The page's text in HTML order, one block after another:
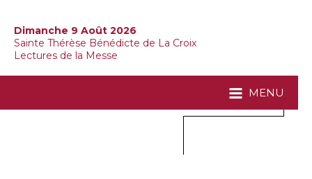
Dimanche 9 Août 2026
Sainte Thérèse Bénédicte de La Croix
Lectures de la Messe
MENU